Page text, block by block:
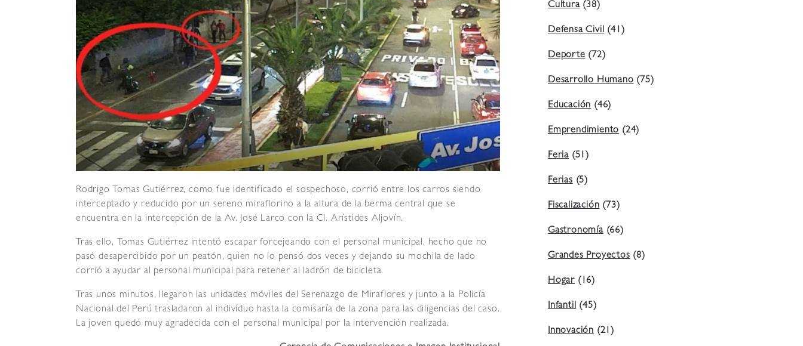
Rodrigo Tomas Gutiérrez, como fue identificado el sospechoso, corrió entre los carros siendo
interceptado y reducido por un sereno miraflorino a la altura de la berma central que se
encuentra en la intercepción de la Av. José Larco con la Cl. Arístides Aljovín.
Tras ello, Tomas Gutiérrez intentó escapar forcejeando con el personal municipal, hecho que no
pasó desapercibido por un peatón, quien no lo pensó dos veces y dejando su mochila de lado
corrió a ayudar al personal municipal para retener al ladrón de bicicleta.
Tras unos minutos, llegaron las unidades móviles del Serenazgo de Miraflores y junto a la Policía
Nacional del Perú trasladaron al individuo hasta la comisaría de la zona para las diligencias del caso.
La joven quedó muy agradecida con el personal municipal por la intervención realizada.
Cultura(38)
Defensa Civil(41)
Deporte(72)
Desarrollo Humano(75)
Educación(46)
Emprendimiento(24)
Feria (51)
Ferias(5)
Fiscalización(73)
Gastronomía(66)
Grandes Proyectos(8)
Hogar (16)
Infantil(45)
Innovación (21)